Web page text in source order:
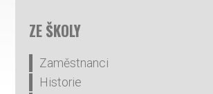
ZE ŠKOLY
Zaměstnanci
Historie